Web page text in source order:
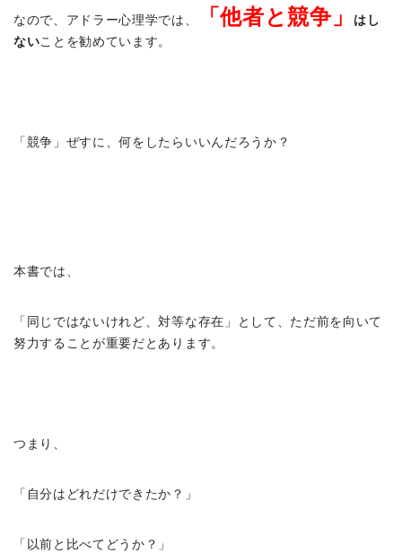
なので、アドラー心理学では、 「他者と競争」
はし
ないことを勧めています。
「競争」ぜすに、何をしたらいいんだろうか？
本書では、
「同じではないけれど、対等な存在」として、ただ前を向いて
努力することが重要だとあります。
つまり、
「自分はどれだけできたか？」
「以前と比べてどうか？」